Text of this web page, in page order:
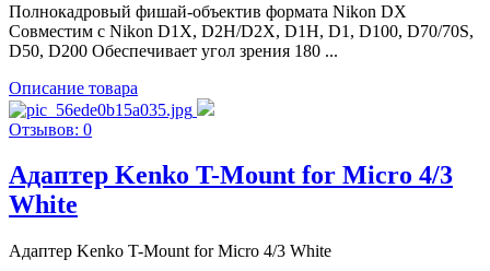
Полнокадровый фишай-объектив формата Nikon DX
Совместим с Nikon D1X, D2H/D2X, D1H, D1, D100, D70/70S,
D50, D200 Обеспечивает угол зрения 180 ...
Описание товара
Отзывов: 0
Адаптер Kenko T-Mount for Micro 4/3
White
Адаптер Kenko T-Mount for Micro 4/3 White